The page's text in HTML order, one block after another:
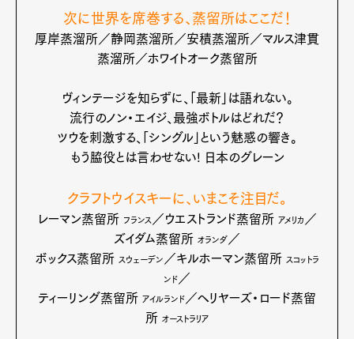
次に世界を席巻する、蒸留所はここだ！
厚岸蒸溜所／静岡蒸溜所／安積蒸溜所／マルス津貫
蒸溜所／ホワイトオーク蒸留所
ヴィンテージを知らずに、「最新」は語れない。
流行のノン・エイジ、最強ボトルはどれだ？
ツウを刺激する、「シングル」という魅惑の響き。
もう脇役とは言わせない! 日本のグレーン
クラフトウイスキーに、いまこそ注目だ。
レーマン蒸留所 フランス ／ウエストランド蒸留所 アメリカ ／
ズイダム蒸留所 オランダ ／
ボックス蒸留所 スウェーデン ／キルホーマン蒸留所 スコットラ
ンド ／
ティーリング蒸留所 アイルランド ／ヘリヤーズ・ロード蒸留
所 オーストラリア